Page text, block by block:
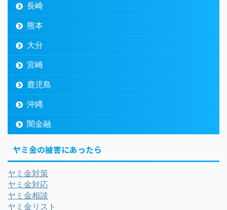
長崎
熊本
大分
宮崎
鹿児島
沖縄
闇金融
ヤミ金の被害にあったら
ヤミ金対策
ヤミ金対応
ヤミ金相談
ヤミ金リスト